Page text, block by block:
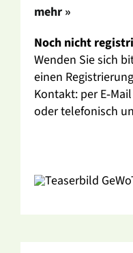
mehr »
Noch nicht
Wenden Sie sich
einen
Kontakt: per
oder tele­fo­nisch